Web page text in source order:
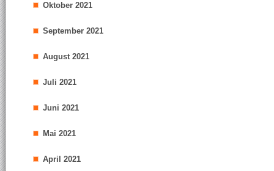
Oktober 2021
September 2021
August 2021
Juli 2021
Juni 2021
Mai 2021
April 2021